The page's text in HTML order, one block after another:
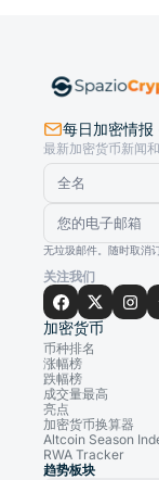
每日加密情报
最新加密货币新闻
无垃圾邮件。随时取消订
关注我们
加密货币
币种排名
涨幅榜
跌幅榜
成交量最高
亮点
加密货币换算器
Altcoin Season
RWA Tracker
趋势板块